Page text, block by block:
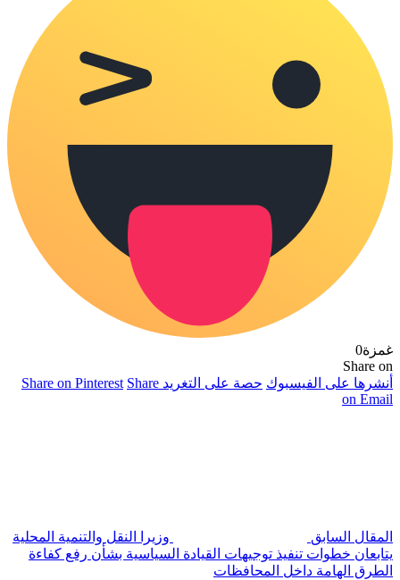
غمزة0
Share on
أنشرها على الفيسبوك حصة على التغريد Share on Pinterest Share
on Email
المقال السابق
وزيرا النقل والتنمية المحلية
يتابعان خطوات تنفيذ توجيهات القيادة السياسية بشأن رفع كفاءة
الطرق الهامة داخل المحافظات